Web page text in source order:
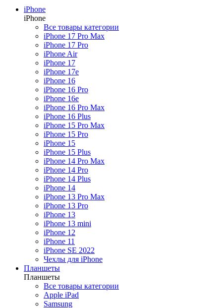
Смартфоны
Назад
Смартфоны
Все товары категории
iPhone
Samsung
Xiaomi
Poco
Honor
Realme
Huawei
OnePlus
Nothing
Google Pixel
Tecno
Аксессуары для смартфонов
Планшеты
Назад
Планшеты
Все товары категории
Apple iPad
Samsung
Xiaomi
Huawei
Honor
Poco
Электронные книги
Microsoft
reMarkable
Все планшеты
iPhone
iPhone
Все товары категории
iPhone 17 Pro Max
iPhone 17 Pro
iPhone Air
iPhone 17
iPhone 17e
iPhone 16
iPhone 16 Pro
iPhone 16e
iPhone 16 Pro Max
iPhone 16 Plus
iPhone 15 Pro Max
iPhone 15 Pro
iPhone 15
iPhone 15 Plus
iPhone 14 Pro Max
iPhone 14 Pro
iPhone 14 Plus
iPhone 14
iPhone 13 Pro Max
iPhone 13 Pro
iPhone 13
iPhone 13 mini
iPhone 12
iPhone 11
iPhone SE 2022
Чехлы для iPhone
Планшеты
Планшеты
Все товары категории
Apple iPad
Samsung